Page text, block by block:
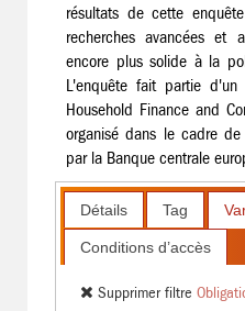
résultats de cette
recherches avancées et
encore plus solide à la
L'enquête fait partie d'un
Household Finance and
organisé dans le cadre de
par la Banque centrale
Détails Tag
Conditions d’accès
Supprimer filtre